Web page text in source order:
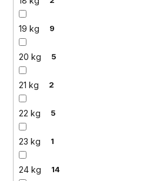
19 kg 9
20 kg 5
21 kg 2
22 kg 5
23 kg 1
24 kg 14